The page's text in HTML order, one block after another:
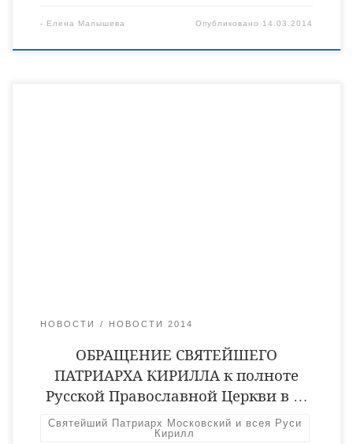
- Елена Малышева Опубликовано 14.03.2014
НОВОСТИ НОВОСТИ 2014
ОБРАЩЕНИЕ СВЯТЕЙШЕГО
ПАТРИАРХА КИРИЛЛА к полноте
Русской Православной Церкви в …
Святейший Патриарх Московский и всея Руси
Кирилл